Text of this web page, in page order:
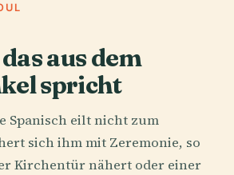
aus dem
spricht
Spanisch eilt nicht zum
sich ihm mit Zeremonie, so
Kirchentür nähert oder einer